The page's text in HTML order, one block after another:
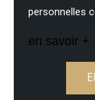
personnelles
en savoir +